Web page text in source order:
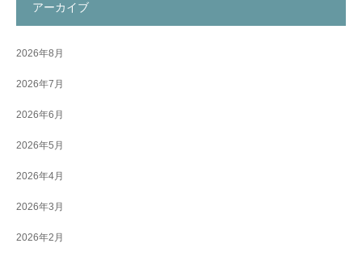
アーカイブ
2026年8月
2026年7月
2026年6月
2026年5月
2026年4月
2026年3月
2026年2月